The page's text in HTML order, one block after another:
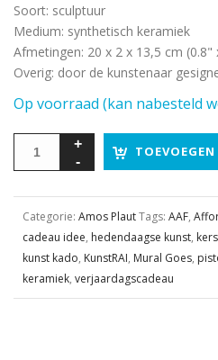
Soort: sculptuur
Medium: synthetisch keramiek
Afmetingen: 20 x 2 x 13,5 cm (0.8"
Overig: door de kunstenaar
Op voorraad (kan nabesteld
Categorie: Amos PlautTags: AAF,
cadeau idee, hedendaagse kunst,
kunst kado, KunstRAI, Mural Goes,
keramiek, verjaardagscadeau